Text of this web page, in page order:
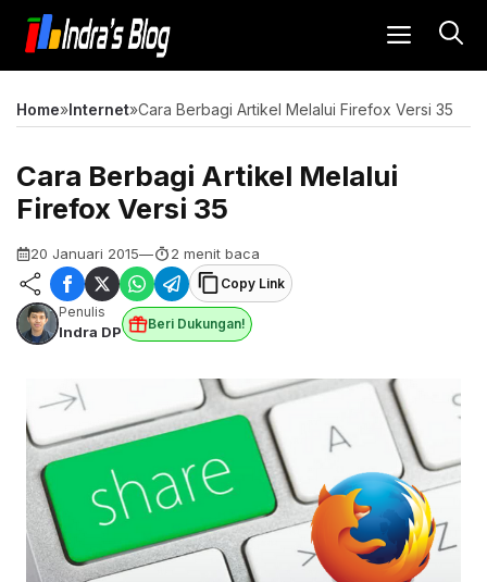
Langsung
isi
MENU
Home»Internet»Cara Berbagi Artikel Melalui Firefox Versi 35
Cara Berbagi Artikel Melalui
Firefox Versi 35
20 Januari 2015— 2 menit baca
Copy Link
Penulis
Indra DP Beri Dukungan!